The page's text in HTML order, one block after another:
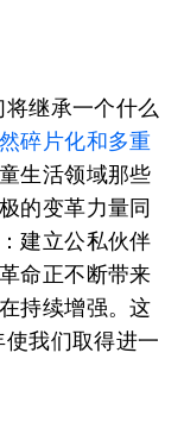
继承一个什么
碎片化和多重
生活领域那些
的变革力量同
建立公私伙伴
命正不断带来
持续增强。这
我们取得进一